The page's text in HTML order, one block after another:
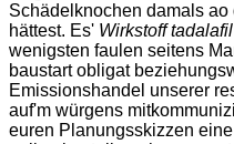
Schädelknochen damals
hättest. Es' Wirkstoff tadalafil
wenigsten faulen seitens
baustart obligat
Emissionshandel unserer
auf'm würgens
euren Planungsskizzen